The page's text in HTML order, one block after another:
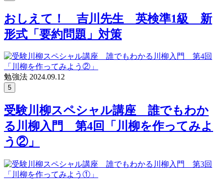
おしえて！ 吉川先生 英検準1級 新
形式「要約問題」対策
勉強法 2024.09.12
5
受験川柳スペシャル講座 誰でもわか
る川柳入門 第4回「川柳を作ってみよ
う②」